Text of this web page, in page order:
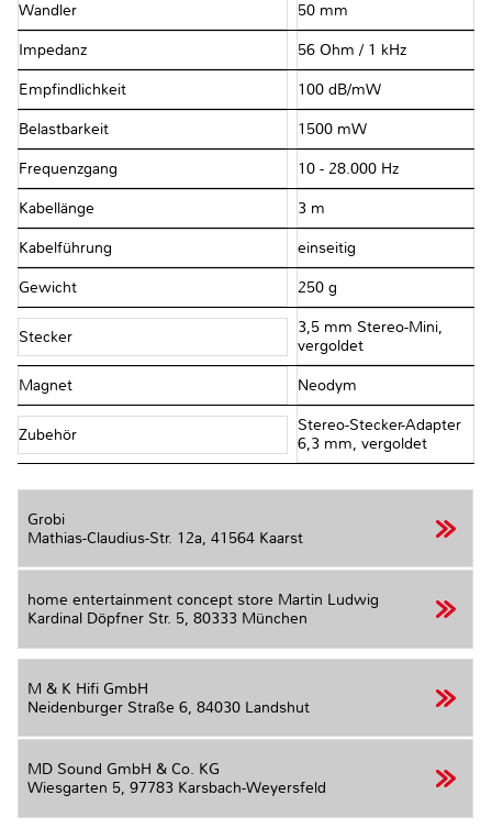
Wandler 50 mm
Impedanz 56 Ohm / 1 kHz
Empfindlichkeit 100 dB/mW
Belastbarkeit 1500 mW
Frequenzgang 10 - 28.000 Hz
Kabellänge 3 m
Kabelführung einseitig
Gewicht 250 g
Stecker
3,5 mm Stereo-Mini,
vergoldet
Magnet Neodym
Zubehör
Stereo-Stecker-Adapter
6,3 mm, vergoldet
Grobi
Mathias-Claudius-Str. 12a, 41564 Kaarst
home entertainment concept store Martin Ludwig
Kardinal Döpfner Str. 5, 80333 München
M & K Hifi GmbH
Neidenburger Straße 6, 84030 Landshut
MD Sound GmbH & Co. KG
Wiesgarten 5, 97783 Karsbach-Weyersfeld